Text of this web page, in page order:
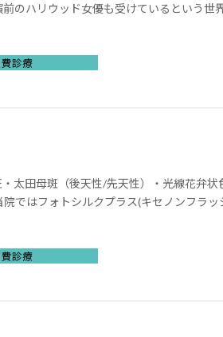
のハリウッド女優も受けているという世
費診療
太田母斑（後天性/先天性）・光線花弁
ではフォトシルクプラス(キセノンフラ
費診療